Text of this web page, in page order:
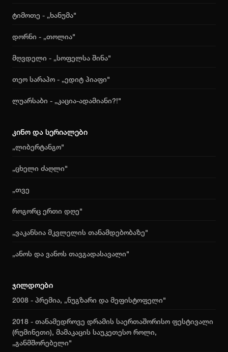
ტიმოთე - „ხანუმა"
დორნი - „თოლია"
მღვდელი - „სოფელსა შინა"
თეო სარაპო - „ედიტ პიაფი"
ლუარსაბი - „კაცია-ადამიანი?!"
კინო და სერიალები
„ლიბერტანგო"
„ცხელი ძაღლი"
„თვე
როგორც ერთი დღე"
„ვაკანსია მკვლელის თანამდებობაზე"
„ანოს და ვანოს თავგადასავალი"
ჯილდოები
2008 - პრემია, „ნუგზარი და მეფისტოფელი"
2018 - თანამედროვე დრამის საერთაშორისო ფესტივალი
(რუმინეთი), მამაკაცის საუკეთესო როლი,
„განმშორებელი"